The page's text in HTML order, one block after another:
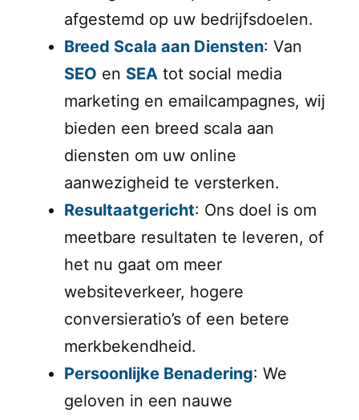
afgestemd op uw bedrijfsdoelen.
Breed Scala aan Diensten: Van
SEO en SEA tot social media
marketing en emailcampagnes, wij
bieden een breed scala aan
diensten om uw online
aanwezigheid te versterken.
Resultaatgericht: Ons doel is om
meetbare resultaten te leveren, of
het nu gaat om meer
websiteverkeer, hogere
conversieratio’s of een betere
merkbekendheid.
Persoonlijke Benadering: We
geloven in een nauwe